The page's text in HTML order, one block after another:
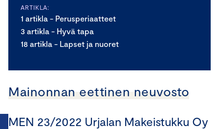
ARTIKLA:
1 artikla - Perusperiaatteet
3 artikla - Hyvä tapa
18 artikla - Lapset ja nuoret
Mainonnan eettinen neuvosto
MEN 23/2022 Urjalan Makeistukku Oy